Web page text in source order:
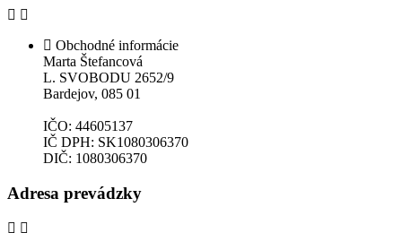
Obchodné informácie
Marta Štefancová
L. SVOBODU 2652/9
Bardejov, 085 01
IČO: 44605137
IČ DPH: SK1080306370
DIČ: 1080306370
Adresa prevádzky